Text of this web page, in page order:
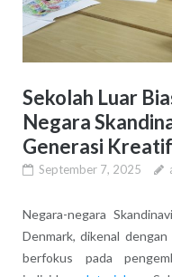
Sekolah Luar
Negara
Generasi Kreatif
September 7, 2025
Negara-negara
Denmark, dikenal
berfokus pada